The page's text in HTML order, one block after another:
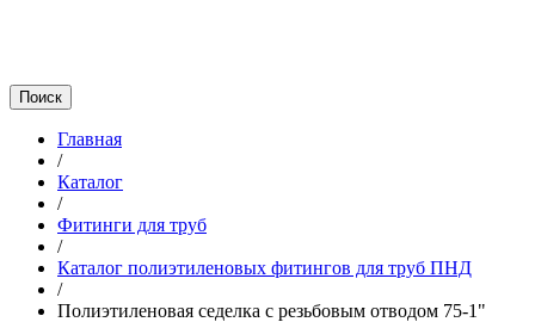
Главная
/
Каталог
/
Фитинги для труб
/
Каталог полиэтиленовых фитингов для труб ПНД
/
Полиэтиленовая седелка с резьбовым отводом 75-1"